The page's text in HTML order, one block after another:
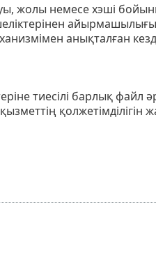
жолы немесе хэші
анықталған
тиесілі барлық файл
қолжетімділігін